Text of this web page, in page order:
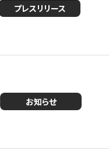
プレスリリース
お知らせ